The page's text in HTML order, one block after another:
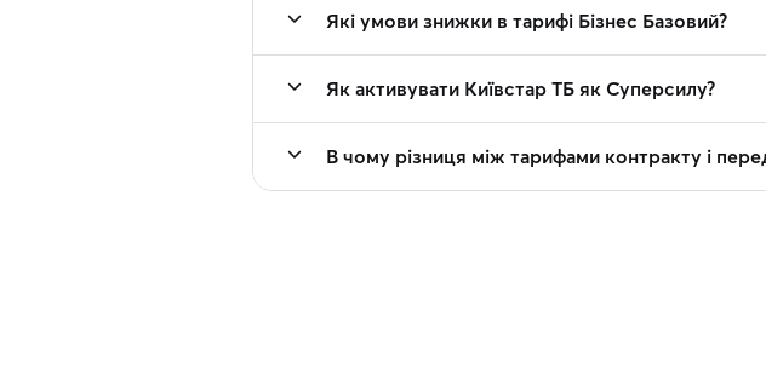
Які умови знижки в тарифі Бізнес Базовий?
Як активувати Київстар ТБ як Суперсилу?
В чому різниця між тарифами контракту і